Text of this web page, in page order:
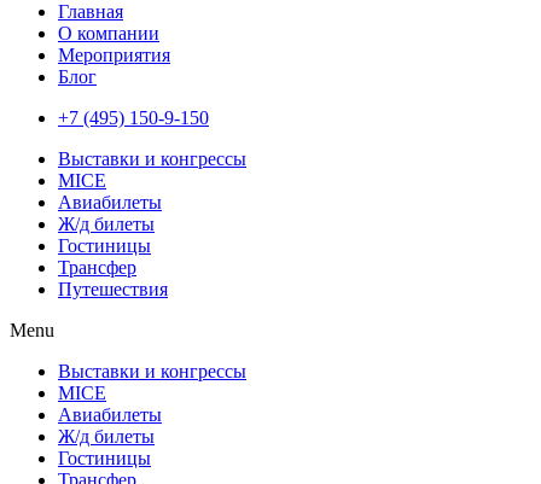
Главная
О компании
Мероприятия
Блог
+7 (495) 150-9-150
Выставки и конгрессы
MICE
Авиабилеты
Ж/д билеты
Гостиницы
Трансфер
Путешествия
Menu
Выставки и конгрессы
MICE
Авиабилеты
Ж/д билеты
Гостиницы